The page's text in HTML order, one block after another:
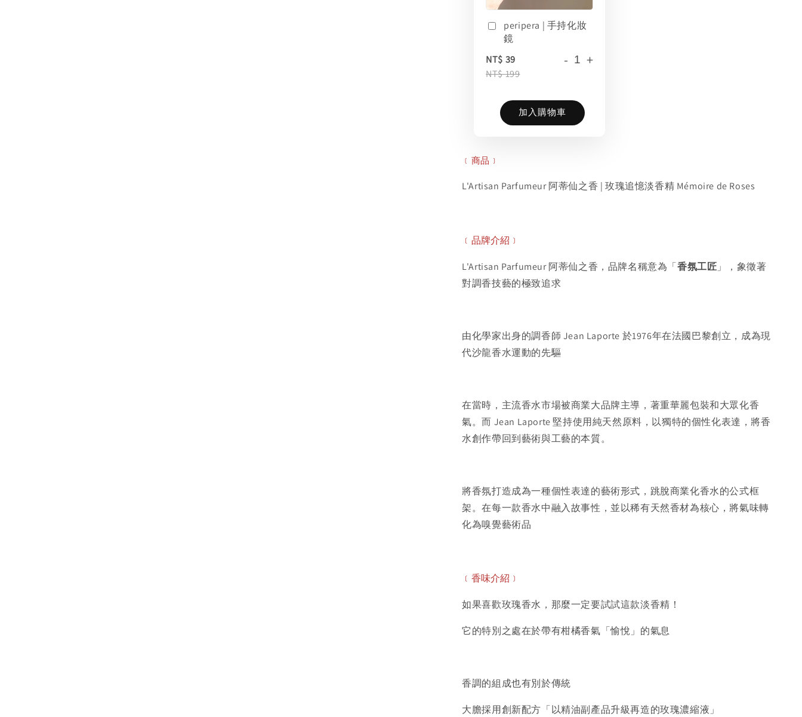
peripera | 手持化妝
鏡
NT$ 39
NT$ 199
- +
加入購物車
﹝商品﹞
L'Artisan Parfumeur 阿蒂仙之香 | 玫瑰追憶淡香精 Mémoire de Roses
﹝品牌介紹﹞
L'Artisan Parfumeur 阿蒂仙之香，品牌名稱意為「香氛工匠 」，象徵著
對調香技藝的極致追求
由化學家出身的調香師 Jean Laporte 於1976年在法國巴黎創立，成為現
代沙龍香水運動的先驅
在當時，主流香水市場被商業大品牌主導，著重華麗包裝和大眾化香
氣。而 Jean Laporte 堅持使用純天然原料，以獨特的個性化表達，將香
水創作帶回到藝術與工藝的本質。
將香氛打造成為一種個性表達的藝術形式，跳脫商業化香水的公式框
架。在每一款香水中融入故事性，並以稀有天然香材為核心，將氣味轉
化為嗅覺藝術品
﹝香味介紹 ﹞
如果喜歡玫瑰香水，那麼一定要試試這款淡香精！
它的特別之處在於帶有柑橘香氣「愉悅」的氣息
香調的組成也有別於傳統
大膽採用創新配方「以精油副產品升級再造的玫瑰濃縮液」